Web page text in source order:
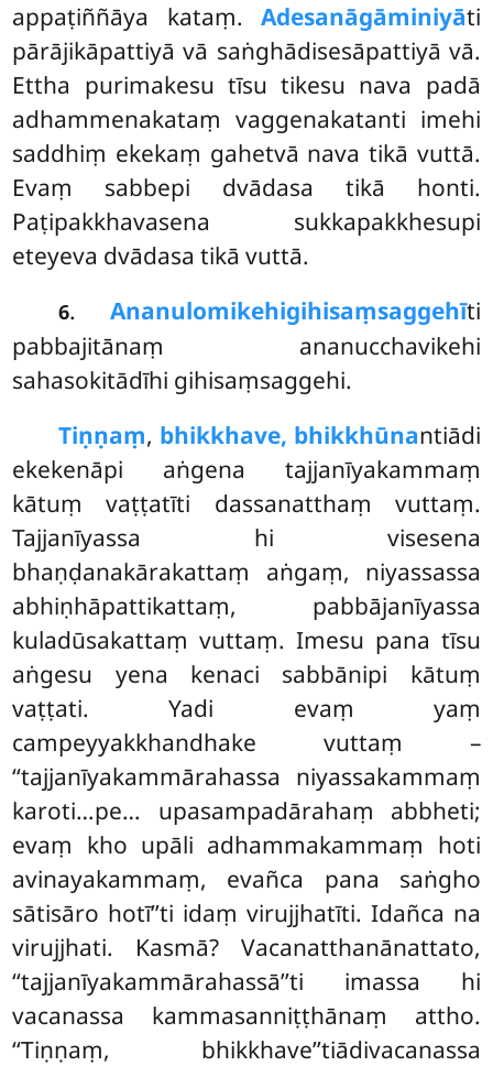
appaṭiññāya kataṃ. Adesanāgāminiyāti
pārājikāpattiyā vā saṅghādisesāpattiyā vā.
Ettha purimakesu tīsu tikesu nava padā
adhammenakataṃ vaggenakatanti imehi
saddhiṃ ekekaṃ gahetvā nava tikā vuttā.
Evaṃ sabbepi dvādasa tikā honti.
Paṭipakkhavasena sukkapakkhesupi
eteyeva dvādasa tikā vuttā.
6. Ananulomikehigihisaṃsaggehīti
pabbajitānaṃ ananucchavikehi
sahasokitādīhi gihisaṃsaggehi.
Tiṇṇaṃ, bhikkhave, bhikkhūnantiādi
ekekenāpi aṅgena tajjanīyakammaṃ
kātuṃ vaṭṭatīti dassanatthaṃ vuttaṃ.
Tajjanīyassa hi visesena
bhaṇḍanakārakattaṃ aṅgaṃ, niyassassa
abhiṇhāpattikattaṃ, pabbājanīyassa
kuladūsakattaṃ vuttaṃ. Imesu pana tīsu
aṅgesu yena kenaci sabbānipi kātuṃ
vaṭṭati. Yadi evaṃ yaṃ
campeyyakkhandhake vuttaṃ –
‘‘tajjanīyakammārahassa niyassakammaṃ
karoti…pe… upasampadārahaṃ abbheti;
evaṃ kho upāli adhammakammaṃ hoti
avinayakammaṃ, evañca pana saṅgho
sātisāro hotī’’ti idaṃ virujjhatīti. Idañca na
virujjhati. Kasmā? Vacanatthanānattato,
‘‘tajjanīyakammārahassā’’ti imassa hi
vacanassa kammasanniṭṭhānaṃ attho.
‘‘Tiṇṇaṃ, bhikkhave’’tiādivacanassa